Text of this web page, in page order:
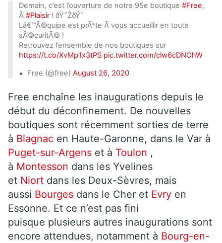
Demain, c’est l’ouverture de notre 95e boutique #Free,
Ã #Plaisir ! ðŸ˜ŽðŸ˜
Lâ€™Ã©quipe est prÃªte Ã vous accueillir en toute
sÃ©curitÃ© !
Retrouvez l’ensemble de nos boutiques sur
https://t.co/XvMp1x3tPS pic.twitter.com/clw6cDNOhW
Free (@free) August 26, 2020
Free enchaîne les inaugurations depuis le
début du déconfinement. De nouvelles
boutiques sont récemment sorties de terre
à Blagnac en Haute-Garonne, dans le Var à
Puget-sur-Argens et à Toulon ,
à Montesson dans les Yvelines
et Niort dans les Deux-Sèvres, mais
aussi Bourges dans le Cher et Evry en
Essonne. Et ce n’est pas fini
puisque plusieurs autres inaugurations sont
encore attendues, notamment à Bourg-en-